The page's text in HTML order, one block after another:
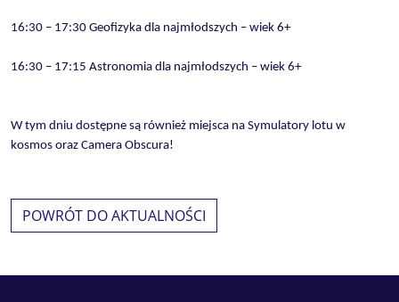
16:30 – 17:30 Geofizyka dla najmłodszych – wiek 6+
16:30 – 17:15 Astronomia dla najmłodszych – wiek 6+
W tym dniu dostępne są również miejsca na Symulatory lotu w
kosmos oraz Camera Obscura!
POWRÓT DO AKTUALNOŚCI